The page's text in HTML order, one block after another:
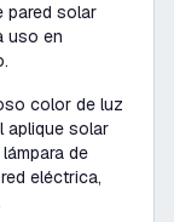
pared solar
uso en
color de luz
aplique solar
de
eléctrica,